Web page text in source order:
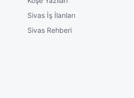
Sivas İş İlanları
Sivas Rehberi